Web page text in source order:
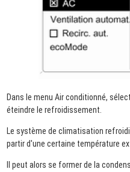
Dans le menu Air conditionné,
éteindre le refroidissement.
Le système de climatisation
partir d'une certaine température
Il peut alors se former de la